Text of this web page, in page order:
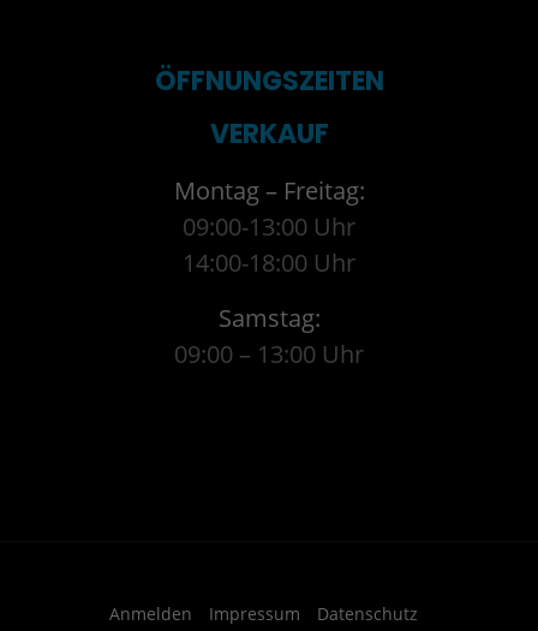
ÖFFNUNGSZEITEN
VERKAUF
Montag – Freitag:
09:00-13:00 Uhr
14:00-18:00 Uhr
Samstag:
09:00 – 13:00 Uhr
Anmelden Impressum Datenschutz